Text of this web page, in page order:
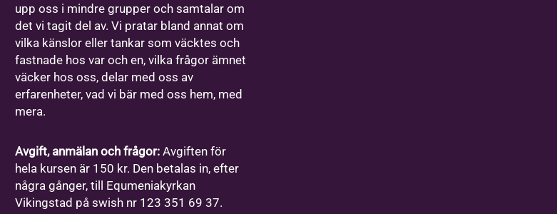
upp oss i mindre grupper och samtalar om
det vi tagit del av. Vi pratar bland annat om
vilka känslor eller tankar som väcktes och
fastnade hos var och en, vilka frågor ämnet
väcker hos oss, delar med oss av
erfarenheter, vad vi bär med oss hem, med
mera.
Avgift, anmälan och frågor: Avgiften för
hela kursen är 150 kr. Den betalas in, efter
några gånger, till Equmeniakyrkan
Vikingstad på swish nr 123 351 69 37.